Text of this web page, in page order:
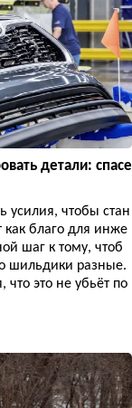
детали: спасе
усилия, чтобы стан
как благо для инже
шаг к тому, чтоб
шильдики разные.
что это не убьёт по